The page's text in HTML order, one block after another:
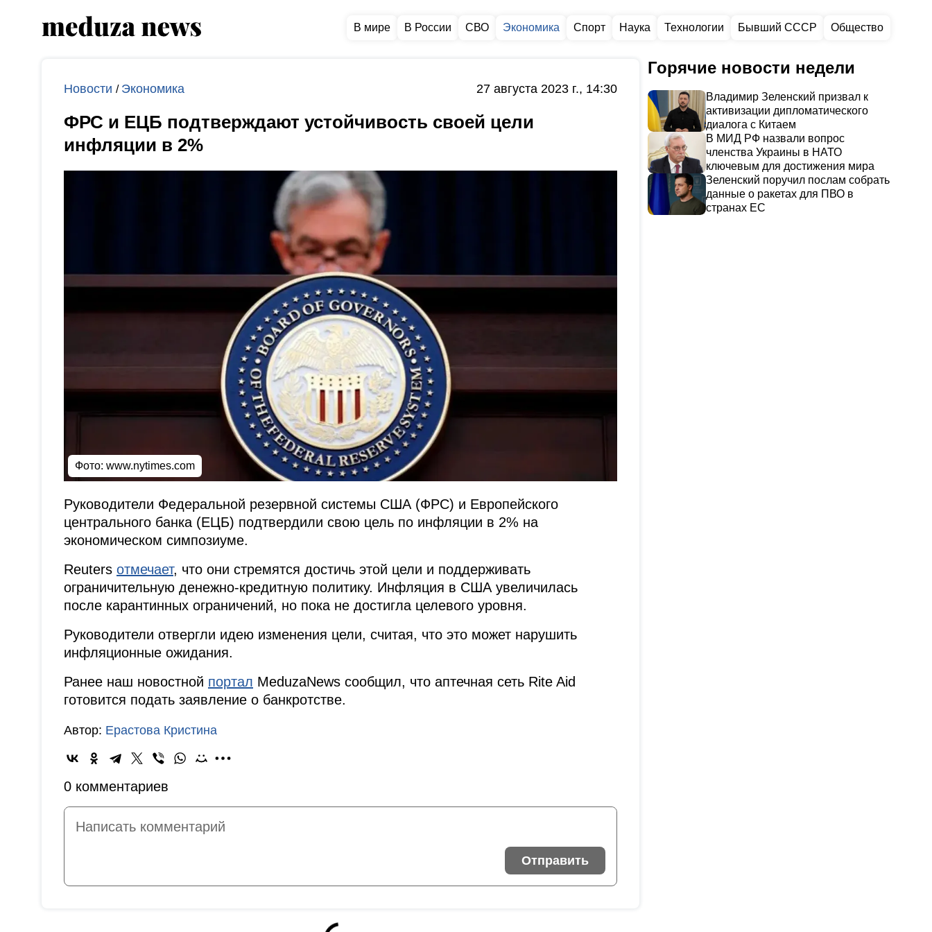
В мире В России СВО Экономика Спорт Наука Технологии Бывший СССР Общество
Новости / Экономика 27 августа 2023 г., 14:30
ФРС и ЕЦБ подтверждают устойчивость своей цели
инфляции в 2%
Фото: www.nytimes.com
Руководители Федеральной резервной системы США (ФРС) и Европейского
центрального банка (ЕЦБ) подтвердили свою цель по инфляции в 2% на
экономическом симпозиуме.
Reuters отмечает, что они стремятся достичь этой цели и поддерживать
ограничительную денежно-кредитную политику. Инфляция в США увеличилась
после карантинных ограничений, но пока не достигла целевого уровня.
Руководители отвергли идею изменения цели, считая, что это может нарушить
инфляционные ожидания.
Ранее наш новостной портал MeduzaNews сообщил, что аптечная сеть Rite Aid
готовится подать заявление о банкротстве.
Автор: Ерастова Кристина
0 комментариев
Отправить
Горячие новости недели
Владимир Зеленский призвал к
активизации дипломатического
диалога с Китаем
В МИД РФ назвали вопрос
членства Украины в НАТО
ключевым для достижения мира
Зеленский поручил послам собрать
данные о ракетах для ПВО в
странах ЕС